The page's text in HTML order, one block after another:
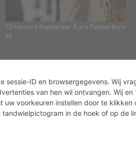
Ornament Kandelaar Aura Peeperkorn
M